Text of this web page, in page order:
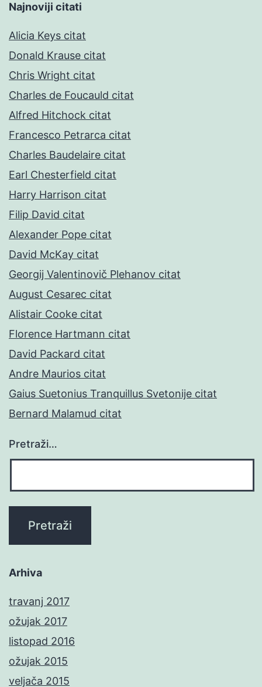
Najnoviji citati
Alicia Keys citat
Donald Krause citat
Chris Wright citat
Charles de Foucauld citat
Alfred Hitchock citat
Francesco Petrarca citat
Charles Baudelaire citat
Earl Chesterfield citat
Harry Harrison citat
Filip David citat
Alexander Pope citat
David McKay citat
Georgij Valentinovič Plehanov citat
August Cesarec citat
Alistair Cooke citat
Florence Hartmann citat
David Packard citat
Andre Maurios citat
Gaius Suetonius Tranquillus Svetonije citat
Bernard Malamud citat
Pretraži…
Arhiva
travanj 2017
ožujak 2017
listopad 2016
ožujak 2015
veljača 2015